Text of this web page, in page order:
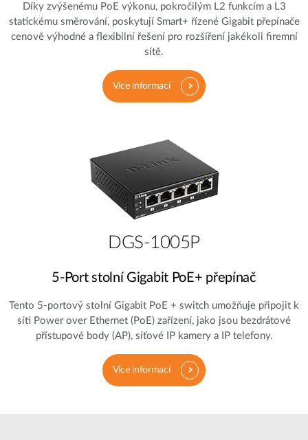
Díky zvýšenému PoE výkonu, pokročilým L2 funkcím a L3
statickému směrování, poskytují Smart+ řízené Gigabit přepínače
cenově výhodné a flexibilní řešení pro rozšíření jakékoli firemní
sítě.
Více informací
DGS-1005P
5‑Port stolní Gigabit PoE+ přepínač
Tento 5-portový stolní Gigabit PoE + switch umožňuje připojit k
síti Power over Ethernet (PoE) zařízení, jako jsou bezdrátové
přístupové body (AP), síťové IP kamery a IP telefony.
Více informací